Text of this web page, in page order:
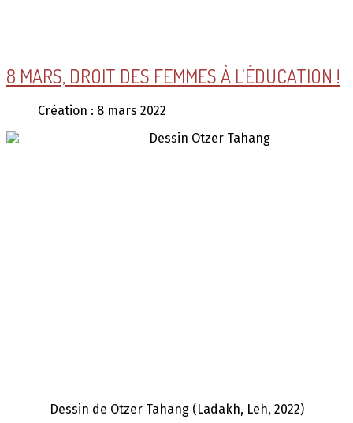
8 MARS, DROIT DES FEMMES À L'ÉDUCATION !
Création : 8 mars 2022
Dessin de Otzer Tahang (Ladakh, Leh, 2022)